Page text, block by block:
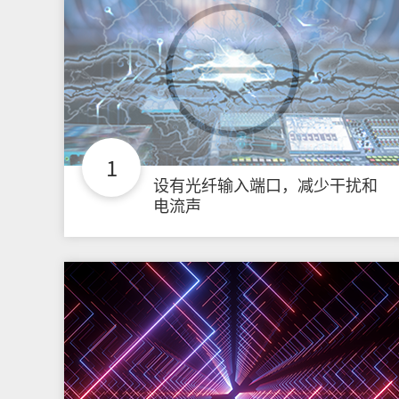
1
设有光纤输入端口，减少干扰和
电流声